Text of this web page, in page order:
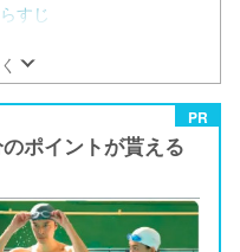
すじ
PR
ポイントが貰える